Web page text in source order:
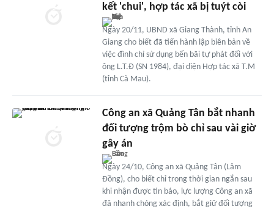
kết 'chui', hợp tác xã bị tuýt còi
Ngày 20/11, UBND xã Giang Thành, tỉnh An
Giang cho biết đã tiến hành lập biên bản về
việc đình chỉ sử dụng bến bãi tự phát đối với
ông L.T.Đ (SN 1984), đại diện Hợp tác xã T.M
(tỉnh Cà Mau).
Công an xã Quảng Tân bắt nhanh
đối tượng trộm bò chỉ sau vài giờ
gây án
Ngày 24/10, Công an xã Quảng Tân (Lâm
Đồng), cho biết chỉ trong thời gian ngắn sau
khi nhận được tin báo, lực lượng Công an xã
đã nhanh chóng xác định, bắt giữ đối tượng